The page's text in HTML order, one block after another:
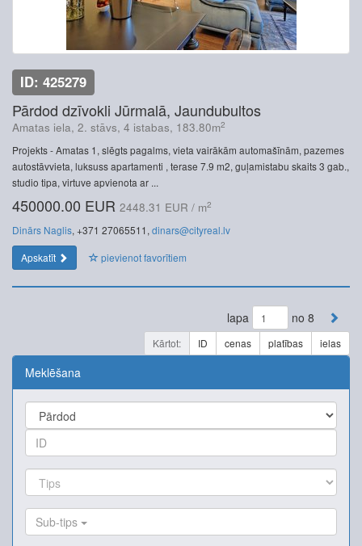
ID: 425279
Pārdod dzīvokli Jūrmalā, Jaundubultos
Amatas iela, 2. stāvs, 4 istabas, 183.80m2
Projekts - Amatas 1, slēgts pagalms, vieta vairākām automašīnām, pazemes
autostāvvieta, luksuss apartamenti , terase 7.9 m2, guļamistabu skaits 3 gab.,
studio tipa, virtuve apvienota ar ...
450000.00 EUR 2448.31 EUR / m2
Dinārs Naglis, +371 27065511, dinars@cityreal.lv
Apskatīt
pievienot favorītiem
lapa no 8
Kārtot: ID cenas platības ielas
Meklēšana
Sub-tips